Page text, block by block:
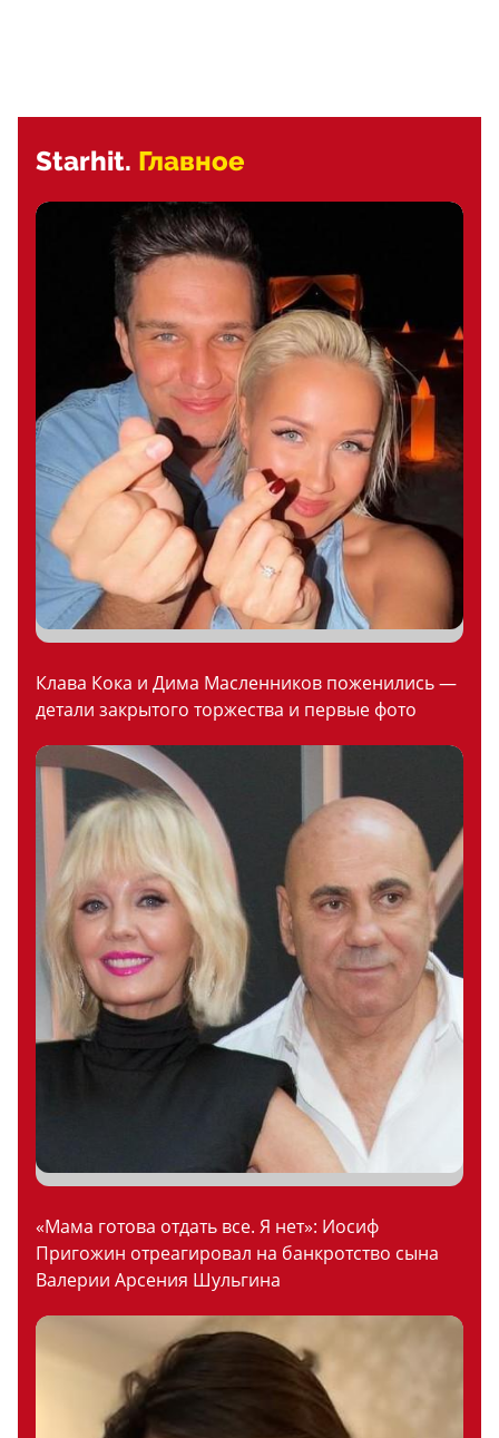
Starhit. Главное
Клава Кока и Дима Масленников поженились —
детали закрытого торжества и первые фото
«Мама готова отдать все. Я нет»: Иосиф
Пригожин отреагировал на банкротство сына
Валерии Арсения Шульгина